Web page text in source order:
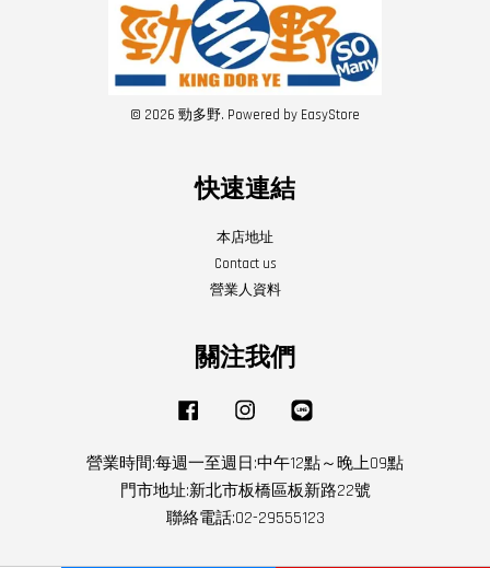
© 2026 勁多野. Powered by EasyStore
快速連結
本店地址
Contact us
營業人資料
關注我們
Facebook Instagram
營業時間:每週一至週日:中午12點～晚上09點
門市地址:新北市板橋區板新路22號
聯絡電話:02-29555123